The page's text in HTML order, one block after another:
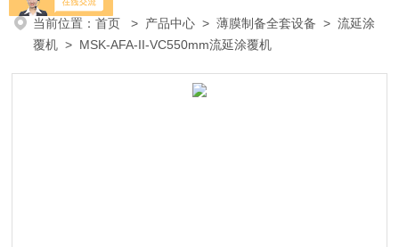
当前位置：首页 > 产品中心 >薄膜制备全套设备 >流延涂
覆机 > MSK-AFA-II-VC550mm流延涂覆机